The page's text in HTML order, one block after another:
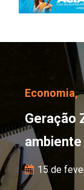
Economia,
Geração
15 de